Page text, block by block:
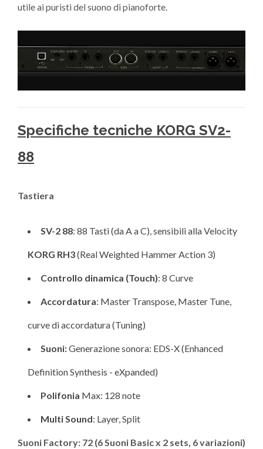
utile ai puristi del suono di pianoforte.
Specifiche tecniche KORG SV2-
88
Tastiera
SV-2 88: 88 Tasti (da A a C), sensibili alla Velocity
KORG RH3(Real Weighted Hammer Action 3)
Controllo dinamica (Touch): 8 Curve
Accordatura: Master Transpose, Master Tune,
curve di accordatura (Tuning)
Suoni:Generazione sonora: EDS-X (Enhanced
Definition Synthesis - eXpanded)
Polifonia Max: 128 note
Multi Sound: Layer, Split
Suoni Factory: 72 (6 Suoni Basic x 2 sets, 6 variazioni)